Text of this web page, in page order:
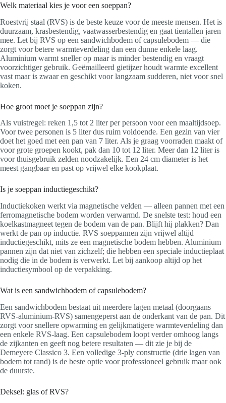
Welk materiaal kies je voor een soeppan?
Roestvrij staal (RVS) is de beste keuze voor de meeste mensen. Het is
duurzaam, krasbestendig, vaatwasserbestendig en gaat tientallen jaren
mee. Let bij RVS op een sandwichbodem of capsulebodem — die
zorgt voor betere warmteverdeling dan een dunne enkele laag.
Aluminium warmt sneller op maar is minder bestendig en vraagt
voorzichtiger gebruik. Geëmailleerd gietijzer houdt warmte excellent
vast maar is zwaar en geschikt voor langzaam sudderen, niet voor snel
koken.
Hoe groot moet je soeppan zijn?
Als vuistregel: reken 1,5 tot 2 liter per persoon voor een maaltijdsoep.
Voor twee personen is 5 liter dus ruim voldoende. Een gezin van vier
doet het goed met een pan van 7 liter. Als je graag voorraden maakt of
voor grote groepen kookt, pak dan 10 tot 12 liter. Meer dan 12 liter is
voor thuisgebruik zelden noodzakelijk. Een 24 cm diameter is het
meest gangbaar en past op vrijwel elke kookplaat.
Is je soeppan inductiegeschikt?
Inductiekoken werkt via magnetische velden — alleen pannen met een
ferromagnetische bodem worden verwarmd. De snelste test: houd een
koelkastmagneet tegen de bodem van de pan. Blijft hij plakken? Dan
werkt de pan op inductie. RVS soeppannen zijn vrijwel altijd
inductiegeschikt, mits ze een magnetische bodem hebben. Aluminium
pannen zijn dat niet van zichzelf; die hebben een speciale inductieplaat
nodig die in de bodem is verwerkt. Let bij aankoop altijd op het
inductiesymbool op de verpakking.
Wat is een sandwichbodem of capsulebodem?
Een sandwichbodem bestaat uit meerdere lagen metaal (doorgaans
RVS-aluminium-RVS) samengeperst aan de onderkant van de pan. Dit
zorgt voor snellere opwarming en gelijkmatigere warmteverdeling dan
een enkele RVS-laag. Een capsulebodem loopt verder omhoog langs
de zijkanten en geeft nog betere resultaten — dit zie je bij de
Demeyere Classico 3. Een volledige 3-ply constructie (drie lagen van
bodem tot rand) is de beste optie voor professioneel gebruik maar ook
de duurste.
Deksel: glas of RVS?